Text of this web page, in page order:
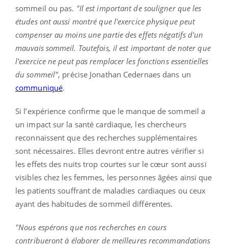
sommeil ou pas. "Il est important de souligner que les
études ont aussi montré que l'exercice physique peut
compenser au moins une partie des effets négatifs d'un
mauvais sommeil. Toutefois, il est important de noter que
l'exercice ne peut pas remplacer les fonctions essentielles
du sommeil", précise Jonathan Cedernaes dans un
communiqué.
Si l’expérience confirme que le manque de sommeil a
un impact sur la santé cardiaque, les chercheurs
reconnaissent que des recherches supplémentaires
sont nécessaires. Elles devront entre autres vérifier si
les effets des nuits trop courtes sur le cœur sont aussi
visibles chez les femmes, les personnes âgées ainsi que
les patients souffrant de maladies cardiaques ou ceux
ayant des habitudes de sommeil différentes.
"Nous espérons que nos recherches en cours
contribueront à élaborer de meilleures recommandations